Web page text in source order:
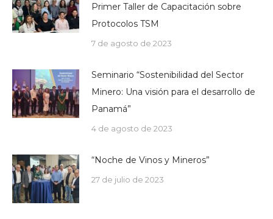
Primer Taller de Capacitación sobre
Protocolos TSM
7 de agosto de 2023
Seminario “Sostenibilidad del Sector
Minero: Una visión para el desarrollo de
Panamá”
4 de agosto de 2023
“Noche de Vinos y Mineros”
27 de julio de 2023